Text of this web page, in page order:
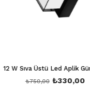
₺330,00
₺750,00